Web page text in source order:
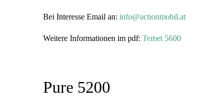
Bei Interesse Email an: info@actionmobil.at
Weitere Informationen im pdf: Temet 5600
Pure 5200